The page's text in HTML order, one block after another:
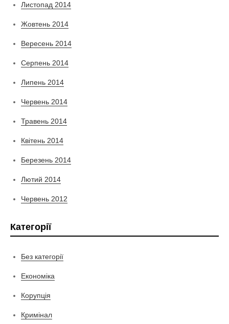
Листопад 2014
Жовтень 2014
Вересень 2014
Серпень 2014
Липень 2014
Червень 2014
Травень 2014
Квітень 2014
Березень 2014
Лютий 2014
Червень 2012
Категорії
Без категорії
Економіка
Корупція
Кримінал